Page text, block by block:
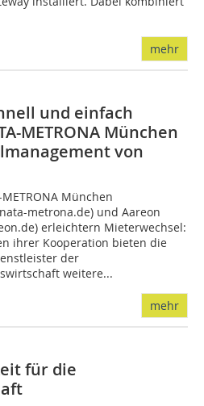
mehr
und einfach
METRONA München
von
METRONA München
metrona.de) und Aareon
erleichtern Mieterwechsel:
ihrer Kooperation bieten die
der
weitere...
mehr
für die